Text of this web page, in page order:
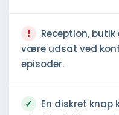
!
Reception,
være udsat ved
episoder.
✓
En diskret knap